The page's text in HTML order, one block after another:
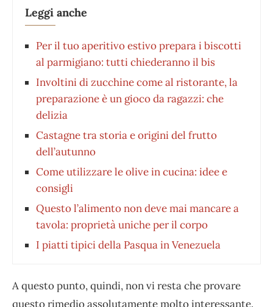
Leggi anche
Per il tuo aperitivo estivo prepara i biscotti
al parmigiano: tutti chiederanno il bis
Involtini di zucchine come al ristorante, la
preparazione è un gioco da ragazzi: che
delizia
Castagne tra storia e origini del frutto
dell’autunno
Come utilizzare le olive in cucina: idee e
consigli
Questo l’alimento non deve mai mancare a
tavola: proprietà uniche per il corpo
I piatti tipici della Pasqua in Venezuela
A questo punto, quindi, non vi resta che provare
questo rimedio assolutamente molto interessante.